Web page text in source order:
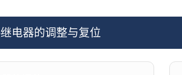
电器的调整与复位